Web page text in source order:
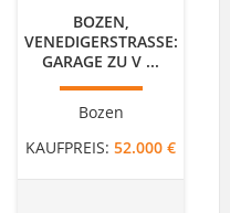
BOZEN,
VENEDIGERSTRASSE: G
ARAGE ZU V ...
Bozen
KAUFPREIS: 52.000 €